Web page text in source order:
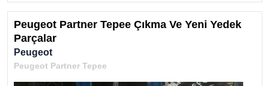
Peugeot Partner Tepee Çıkma Ve Yeni Yedek
Parçalar
Peugeot
Peugeot Partner Tepee